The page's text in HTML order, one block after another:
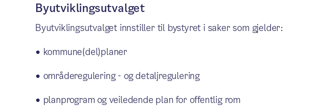
Byutviklingsutvalget
Byutviklingsutvalget innstiller til bystyret i saker som gjelder:
• kommune(del)planer
• områderegulering - og detaljregulering
• planprogram og veiledende plan for offentlig rom